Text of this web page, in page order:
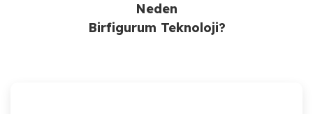
Neden
Birfigurum Teknoloji?